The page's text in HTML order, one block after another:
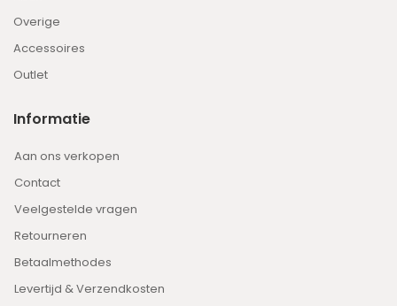
Overige
Accessoires
Outlet
Informatie
Aan ons verkopen
Contact
Veelgestelde vragen
Retourneren
Betaalmethodes
Levertijd & Verzendkosten